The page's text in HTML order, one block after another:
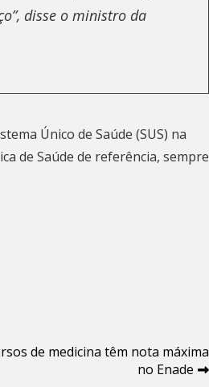
disse o ministro da
Único de Saúde (SUS) na
de Saúde de referência, sempre
de medicina têm nota máxima
no Enade